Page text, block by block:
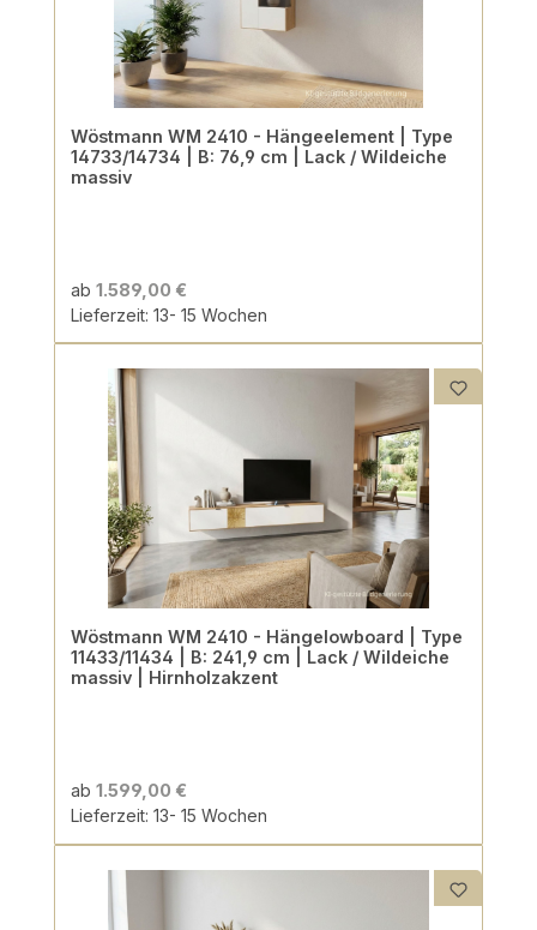
Wöstmann WM 2410 - Hängeelement | Type
14733/14734 | B: 76,9 cm | Lack / Wildeiche
massiv
ab 1.589,00 €
Lieferzeit: 13- 15 Wochen
Wöstmann WM 2410 - Hängelowboard | Type
11433/11434 | B: 241,9 cm | Lack / Wildeiche
massiv | Hirnholzakzent
ab 1.599,00 €
Lieferzeit: 13- 15 Wochen